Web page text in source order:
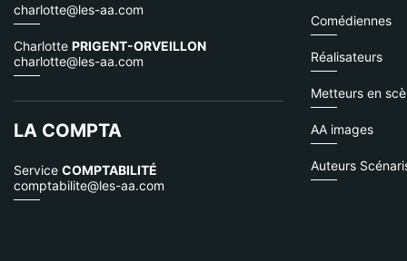
charlotte@les-aa.com
Charlotte PRIGENT-ORVEILLON
charlotte@les-aa.com
LA COMPTA
Service COMPTABILITÉ
comptabilite@les-aa.com
Comédiennes
Réalisateurs
Metteurs en
AA images
Auteurs